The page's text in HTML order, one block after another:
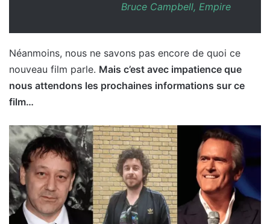
Bruce Campbell, Empire
Néanmoins, nous ne savons pas encore de quoi ce
nouveau film parle. Mais c’est avec impatience que
nous attendons les prochaines informations sur ce
film…